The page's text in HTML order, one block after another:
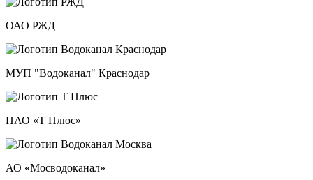
ОАО РЖД
МУП "Водоканал" Краснодар
ПАО «Т Плюс»
АО «Мосводоканал»